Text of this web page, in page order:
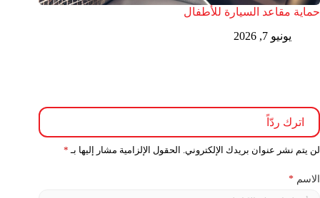
حماية مقاعد السيارة للأطفال
يونيو 7, 2026
اترك ردّاً
لن يتم نشر عنوان بريدك الإلكتروني. الحقول الإلزامية مشار إليها بـ *
الاسم *